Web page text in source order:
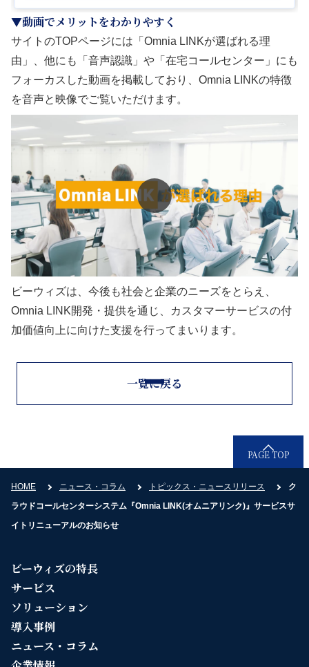
▼動画でメリットをわかりやすく
サイトのTOPページには「Omnia LINKが選ばれる理
由」、他にも「音声認識」や「在宅コールセンター」にも
フォーカスした動画を掲載しており、Omnia LINKの特徴
を音声と映像でご覧いただけます。
ビーウィズは、今後も社会と企業のニーズをとらえ、
Omnia LINK開発・提供を通じ、カスタマーサービスの付
加価値向上に向けた支援を行ってまいります。
一覧に戻る
HOME ニュース・コラム トピックス・ニュースリリース
ク
ラウドコールセンターシステム『Omnia LINK(オムニアリンク)』サービスサ
イトリニューアルのお知らせ
PAGE TOP
ビーウィズの特長
サービス
ソリューション
導入事例
ニュース・コラム